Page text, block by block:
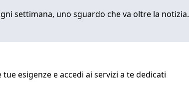
settimana, uno sguardo che va oltre la notizia.
esigenze e accedi ai servizi a te dedicati